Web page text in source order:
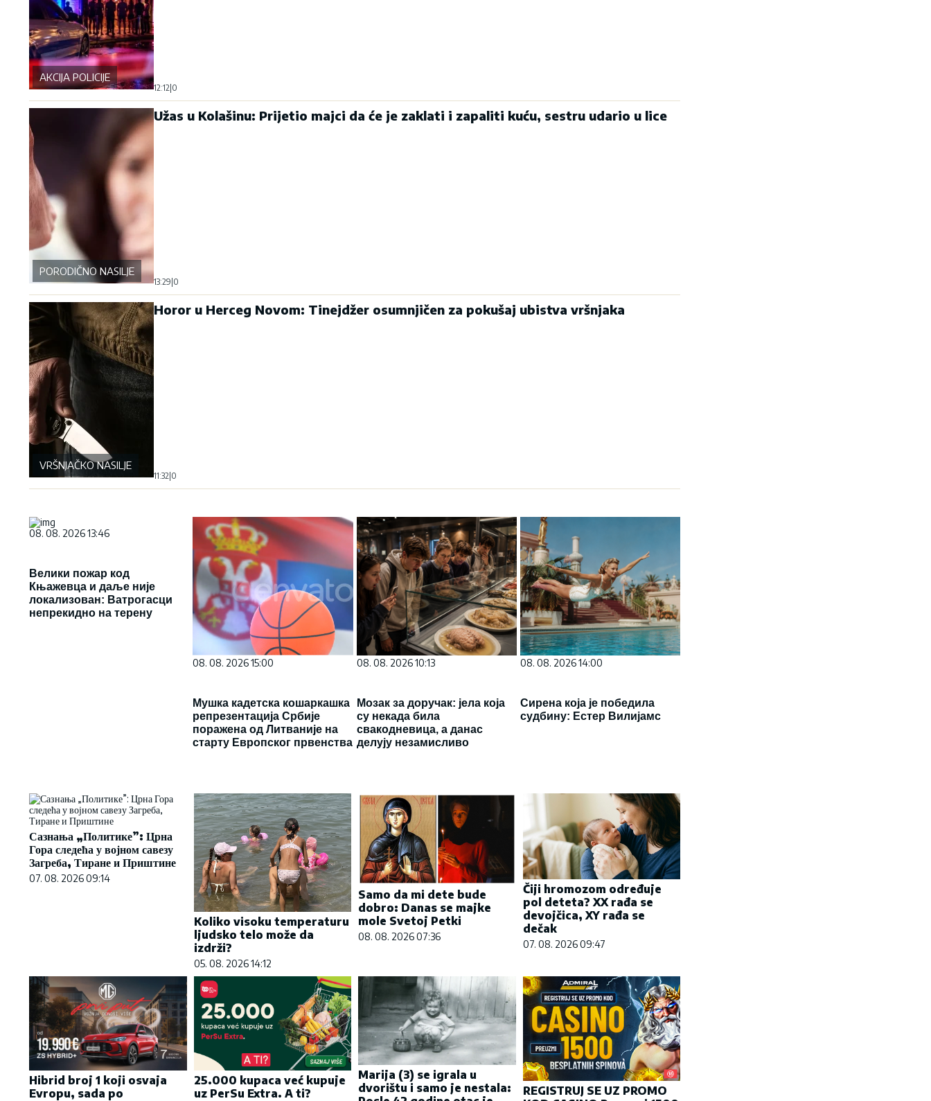
AKCIJA POLICIJE
12:12 0
PORODIČNO NASILJE
Užas u Kolašinu: Prijetio majci da će je zaklati i zapaliti kuću, sestru udario u lice
13:29 0
VRŠNJAČKO NASILJE
Horor u Herceg Novom: Tinejdžer osumnjičen za pokušaj ubistva vršnjaka
11:32 0
08. 08. 2026 13:46
Велики пожар код
Књажевца и даље није
локализован: Ватрогасци
непрекидно на терену
08. 08. 2026 15:00
Мушка кадетска кошаркашка
репрезентација Србије
поражена од Литваније на
старту Европског првенства
08. 08. 2026 10:13
Мозак за доручак: јела која
су некада била
свакодневица, а данас
делују незамисливо
08. 08. 2026 14:00
Сирена која је победила
судбину: Естер Вилијамс
Сазнања „Политике”: Црна
Гора следећа у војном савезу
Загреба, Тиране и Приштине
07. 08. 2026 09:14
Koliko visoku temperaturu
ljudsko telo može da
izdrži?
05. 08. 2026 14:12
Samo da mi dete bude
dobro: Danas se majke
mole Svetoj Petki
08. 08. 2026 07:36
Čiji hromozom određuje
pol deteta? XX rađa se
devojčica, XY rađa se
dečak
07. 08. 2026 09:47
Hibrid broj 1 koji osvaja
Evropu, sada po
25.000 kupaca već kupuje
uz PerSu Extra. A ti?
Marija (3) se igrala u
dvorištu i samo je nestala:
REGISTRUJ SE UZ PROMO